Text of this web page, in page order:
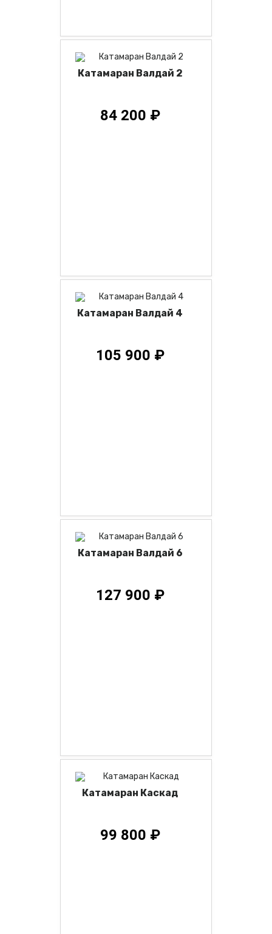
Катамаран Валдай 2
84 200 ₽
Катамаран Валдай 4
105 900 ₽
Катамаран Валдай 6
127 900 ₽
Катамаран Каскад
99 800 ₽